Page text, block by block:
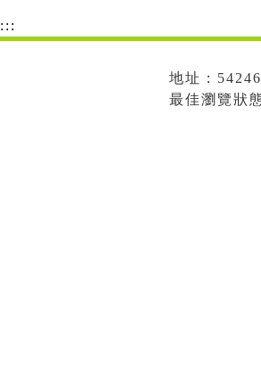
:::
地址：
最佳瀏覽狀